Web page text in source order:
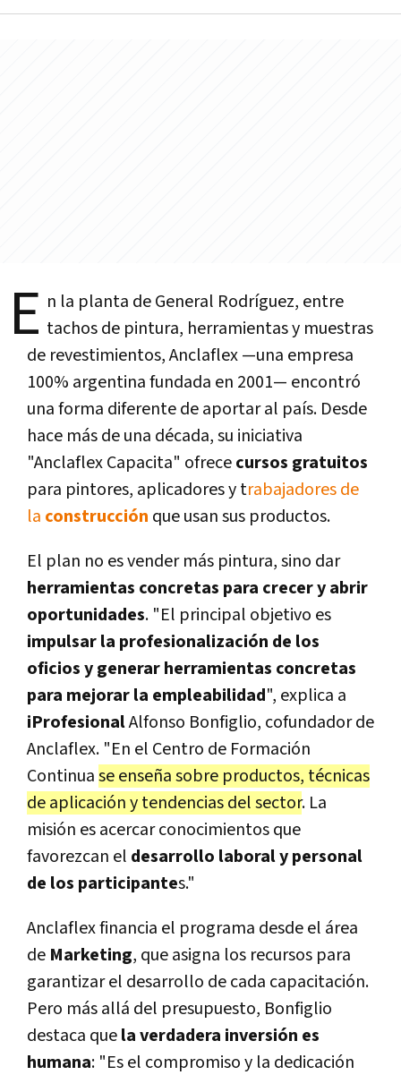
E n la planta de General Rodríguez, entre
tachos de pintura, herramientas y muestras
de revestimientos, Anclaflex —una empresa
100% argentina fundada en 2001— encontró
una forma diferente de aportar al país. Desde
hace más de una década, su iniciativa
"Anclaflex Capacita" ofrececursos gratuitos
para pintores, aplicadores y trabajadores de
la construcción que usan sus productos.
El plan no es vender más pintura, sino dar
herramientas concretas para crecer y abrir
oportunidades. "El principal objetivo es
impulsar la profesionalización de los
oficios y generar herramientas concretas
para mejorar la empleabilidad", explica a
iProfesionalAlfonso Bonfiglio, cofundador de
Anclaflex. "En el Centro de Formación
Continuase enseña sobre productos, técnicas
de aplicación y tendencias del sector. La
misión es acercar conocimientos que
favorezcan el desarrollo laboral y personal
de los participantes."
Anclaflex financia el programa desde el área
de Marketing, que asigna los recursos para
garantizar el desarrollo de cada capacitación.
Pero más allá del presupuesto, Bonfiglio
destaca quela verdadera inversión es
humana: "Es el compromiso y la dedicación